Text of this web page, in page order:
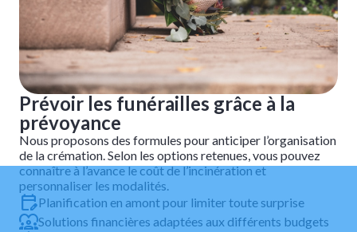
Prévoir les funérailles grâce à la
prévoyance
Nous proposons des formules pour anticiper l’organisation
de la crémation. Selon les options retenues, vous pouvez
connaître à l’avance le coût de l’incinération et
personnaliser les modalités.
Planification en amont pour limiter toute surprise
Solutions financières adaptées aux différents budgets